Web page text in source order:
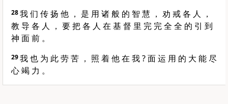
28我 们 传 扬 他 ， 是 用 诸 般 的 智 慧 ， 劝 戒 各 人 ，
教 导 各 人 ， 要 把 各 人 在 基 督 里 完 完 全 全 的 引 到
神 面 前 。
29我 也 为 此 劳 苦 ， 照 着 他 在 我 ? 面 运 用 的 大 能 尽
心 竭 力 。